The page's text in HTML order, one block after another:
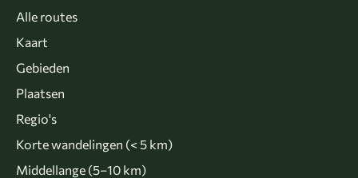
Alle routes
Kaart
Gebieden
Plaatsen
Regio's
Korte wandelingen (< 5 km)
Middellange (5–10 km)